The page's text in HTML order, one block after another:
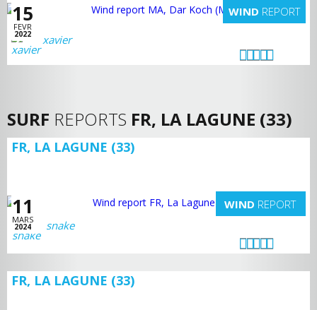
15
FEVR
2022
WIND REPORT
xavier
SURF REPORTS FR, LA LAGUNE (33)
FR, LA LAGUNE (33)
11
MARS
2024
WIND REPORT
snake
FR, LA LAGUNE (33)